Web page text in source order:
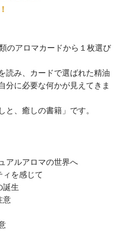
のアロマカードから１枚選び
読み、カードで選ばれた精油
分に必要な何かが見えてきま
と、癒しの書籍」です。
アルアロマの世界へ
を感じて
誕生
意